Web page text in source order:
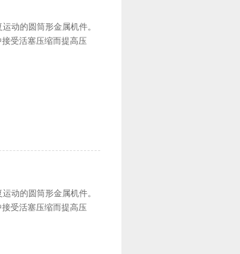
动的圆筒形金属机件。
受活塞压缩而提高压
动的圆筒形金属机件。
受活塞压缩而提高压